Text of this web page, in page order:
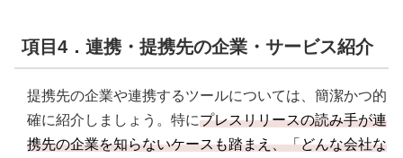
項目4．連携・提携先の企業・サービス紹介
提携先の企業や連携するツールについては、簡潔かつ的
確に紹介しましょう。特にプレスリリースの読み手が連
携先の企業を知らないケースも踏まえ、「どんな会社な